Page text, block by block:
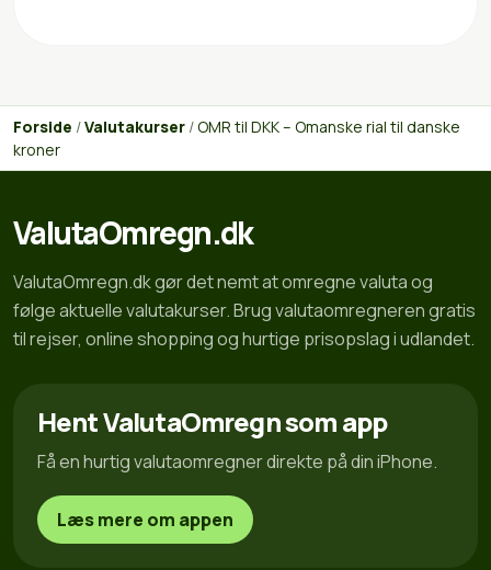
Forside /Valutakurser /OMR til DKK – Omanske rial til danske
kroner
ValutaOmregn.dk
ValutaOmregn.dk gør det nemt at omregne valuta og
følge aktuelle valutakurser. Brug valutaomregneren gratis
til rejser, online shopping og hurtige prisopslag i udlandet.
Hent ValutaOmregn som app
Få en hurtig valutaomregner direkte på din iPhone.
Læs mere om appen